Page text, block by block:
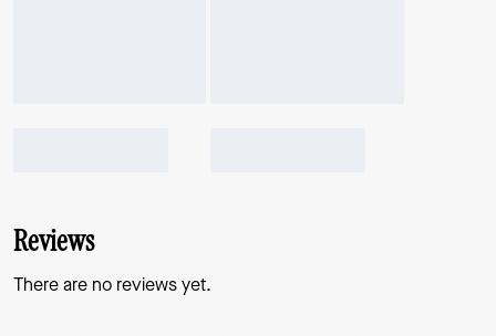
Reviews
There are no reviews yet.